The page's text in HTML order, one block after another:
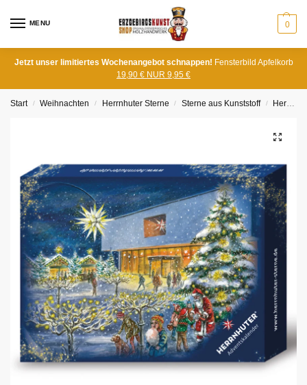
MENU 0
Jetzt unser limitiertes Wochenangebot schnappen! Fensterbild Apfelkorb
19,90 € NUR 9,95 €
Start / Weihnachten / Herrnhuter Sterne / Sterne aus Kunststoff / Herrnhuter Stern A1e, Einzelstern ca. 13cm Ø